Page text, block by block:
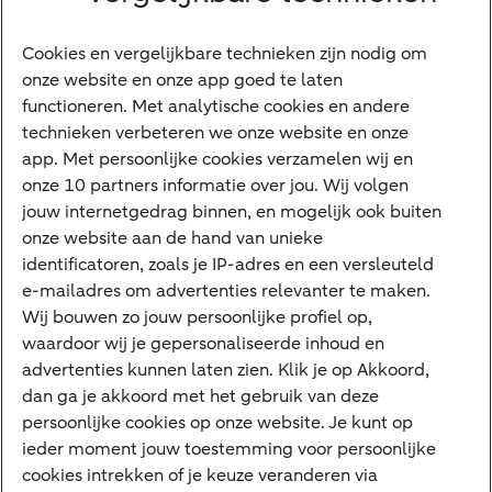
Diensten
VraagHugo
Corporate Finance
Tikkie zakelijk
Cyber Veilig & Zeker
Private Banking
Interessant
Sectoren & trends
Ondernemersverhalen
Valutacentrum
Alles over PSD2
Business Community
Cookies en vergelijkbare technieken zijn nodig om
onze website en onze app goed te laten
functioneren. Met analytische cookies en andere
technieken verbeteren we onze website en onze
app. Met persoonlijke cookies verzamelen wij en
onze 10 partners informatie over jou. Wij volgen
jouw internetgedrag binnen, en mogelijk ook buiten
onze website aan de hand van unieke
identificatoren, zoals je IP-adres en een versleuteld
e-mailadres om advertenties relevanter te maken.
Wij bouwen zo jouw persoonlijke profiel op,
waardoor wij je gepersonaliseerde inhoud en
advertenties kunnen laten zien. Klik je op Akkoord,
dan ga je akkoord met het gebruik van deze
persoonlijke cookies op onze website. Je kunt op
ieder moment jouw toestemming voor persoonlijke
cookies intrekken of je keuze veranderen via